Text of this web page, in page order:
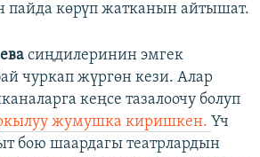
пайда көрүп жатканын айтышат.
сиңдилеринин эмгек
чуркап жүргөн кези. Алар
кеңсе тазалоочу болуп
жумушка киришкен. Үч
бою шаардагы театрлардын